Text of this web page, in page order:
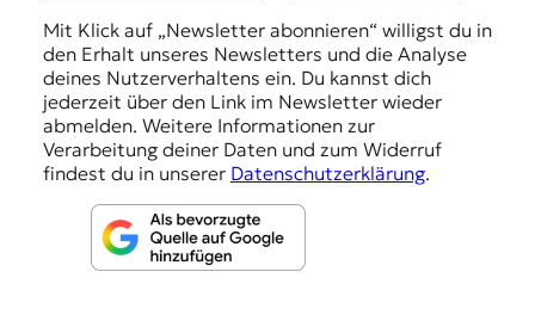
Mit Klick auf „Newsletter abonnieren“ willigst du in
den Erhalt unseres Newsletters und die Analyse
deines Nutzerverhaltens ein. Du kannst dich
jederzeit über den Link im Newsletter wieder
abmelden. Weitere Informationen zur
Verarbeitung deiner Daten und zum Widerruf
findest du in unserer Datenschutzerklärung.